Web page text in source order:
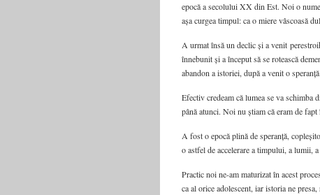
epocă a secolului XX din Est. Noi o
așa curgea timpul: ca o miere vâscoasă
A urmat însă un declic și a venit
înnebunit și a început să se rotească
abandon a istoriei, după a venit o
Efectiv credeam că lumea se va
până atunci. Noi nu știam că eram de
A fost o epocă plină de speranță,
o astfel de accelerare a timpului, a lumii,
Practic noi ne-am maturizat în acest
ca al orice adolescent, iar istoria ne